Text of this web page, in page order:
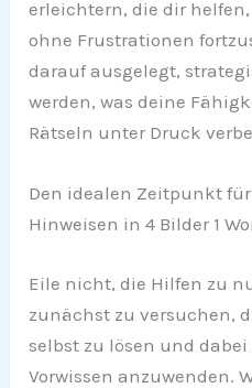
erleichtern, die dir
ohne Frustrationen
darauf ausgelegt,
werden, was deine
Rätseln unter Druck
Den idealen Zeitpunkt
Hinweisen in 4 Bilder 1
Eile nicht, die Hilfen zu
zunächst zu versuchen,
selbst zu lösen und
Vorwissen anzuwenden.